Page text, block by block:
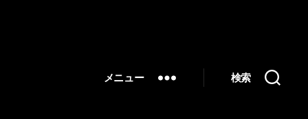
メニュー 検索